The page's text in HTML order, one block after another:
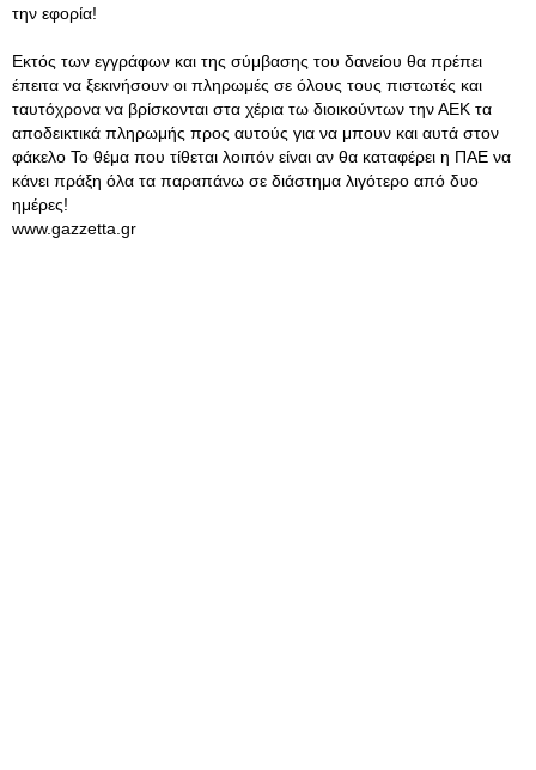
την εφορία!
Εκτός των εγγράφων και της σύμβασης του δανείου θα πρέπει
έπειτα να ξεκινήσουν οι πληρωμές σε όλους τους πιστωτές και
ταυτόχρονα να βρίσκονται στα χέρια τω διοικούντων την ΑΕΚ τα
αποδεικτικά πληρωμής προς αυτούς για να μπουν και αυτά στον
φάκελο Το θέμα που τίθεται λοιπόν είναι αν θα καταφέρει η ΠΑΕ να
κάνει πράξη όλα τα παραπάνω σε διάστημα λιγότερο από δυο
ημέρες!
www.gazzetta.gr